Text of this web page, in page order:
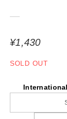
¥1,430
SOLD OUT